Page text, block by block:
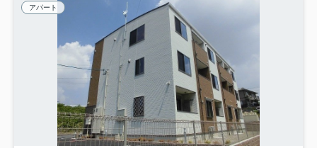
アパート